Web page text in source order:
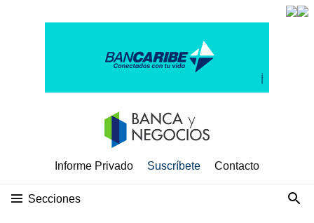
Informe Privado Suscríbete Contacto
Secciones